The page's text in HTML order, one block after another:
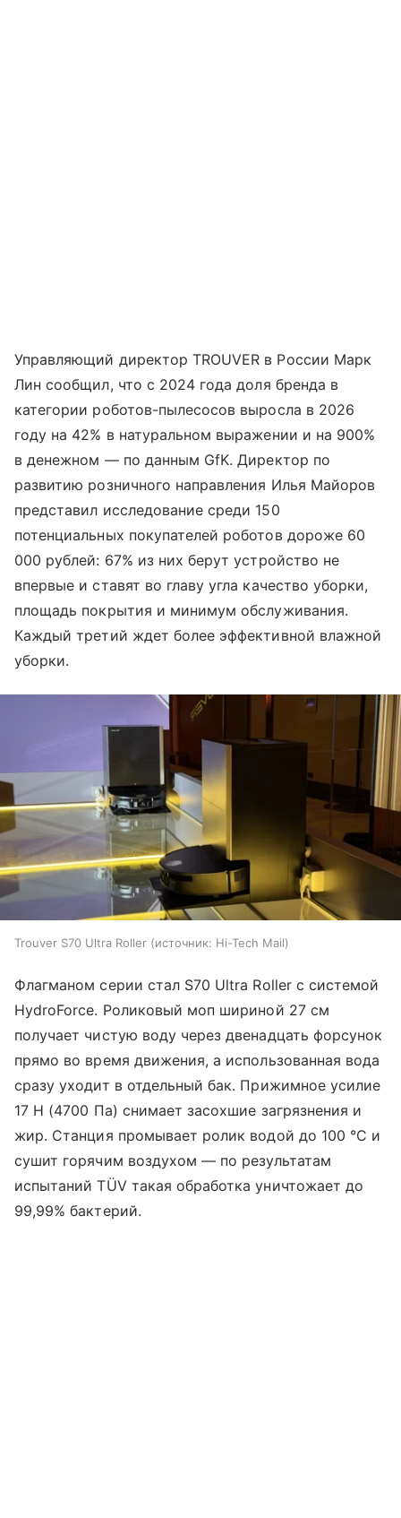
Управляющий директор TROUVER в России Марк
Лин сообщил, что с 2024 года доля бренда в
категории роботов-пылесосов выросла в 2026
году на 42% в натуральном выражении и на 900%
в денежном — по данным GfK. Директор по
развитию розничного направления Илья Майоров
представил исследование среди 150
потенциальных покупателей роботов дороже 60
000 рублей: 67% из них берут устройство не
впервые и ставят во главу угла качество уборки,
площадь покрытия и минимум обслуживания.
Каждый третий ждет более эффективной влажной
уборки.
Trouver S70 Ultra Roller источник: Hi-Tech Mail
Флагманом серии стал S70 Ultra Roller с системой
HydroForce. Роликовый моп шириной 27 см
получает чистую воду через двенадцать форсунок
прямо во время движения, а использованная вода
сразу уходит в отдельный бак. Прижимное усилие
17 Н (4700 Па) снимает засохшие загрязнения и
жир. Станция промывает ролик водой до 100 °C и
сушит горячим воздухом — по результатам
испытаний TÜV такая обработка уничтожает до
99,99% бактерий.